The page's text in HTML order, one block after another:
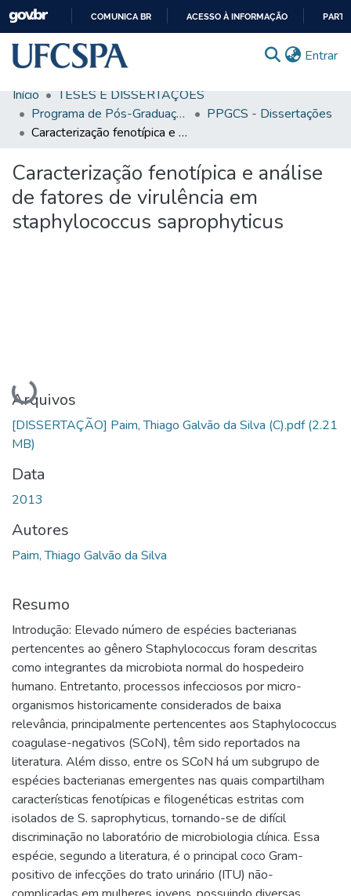
CONTEÚDO
COMUNICA BR ACESSO À INFORMAÇÃO
Entrar
Comunidades & Coleções
Busca Facetada
Estatísticas
Autoarquivamento
Sobre o RI-UFCSPA
Início
TESES E DISSERTAÇÕES
Programa de Pós-Graduação em Ciências da Saúde
PPGCS - Dissertações
Caracterização fenotípica e análise de fatores de virulência em staphylococcus saprophyticus
Caracterização fenotípica e análise
de fatores de virulência em
staphylococcus saprophyticus
Carregando...
Arquivos
[DISSERTAÇÃO] Paim, Thiago Galvão da Silva (C).pdf(2.21
MB)
Data
2013
Autores
Paim, Thiago Galvão da Silva
Resumo
Introdução: Elevado número de espécies bacterianas
pertencentes ao gênero Staphylococcus foram descritas
como integrantes da microbiota normal do hospedeiro
humano. Entretanto, processos infecciosos por micro-
organismos historicamente considerados de baixa
relevância, principalmente pertencentes aos Staphylococcus
coagulase-negativos (SCoN), têm sido reportados na
literatura. Além disso, entre os SCoN há um subgrupo de
espécies bacterianas emergentes nas quais compartilham
características fenotípicas e filogenéticas estritas com
isolados de S. saprophyticus, tornando-se de difícil
discriminação no laboratório de microbiologia clínica. Essa
espécie, segundo a literatura, é o principal coco Gram-
positivo de infecções do trato urinário (ITU) não-